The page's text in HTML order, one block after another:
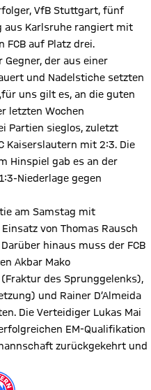
VfB Stuttgart, fünf
aus Karlsruhe rangiert mit
FCB auf Platz drei.
der aus einer
und Nadelstiche setzten
uns gilt es, an die guten
letzten Wochen
Partien sieglos, zuletzt
Kaiserslautern mit 2:3. Die
Hinspiel gab es an der
Niederlage gegen
am Samstag mit
von Thomas Rausch
hinaus muss der FCB
Akbar Mako
des Sprunggelenks),
und Rainer D’Almeida
Die Verteidiger Lukas Mai
EM-Qualifikation
zurückgekehrt und